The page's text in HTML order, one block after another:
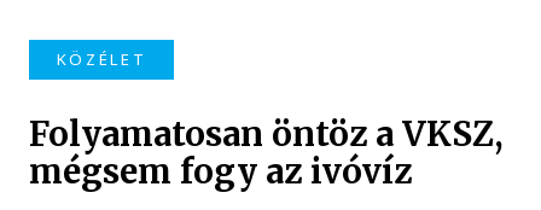
KÖZÉLET
Folyamatosan öntöz a VKSZ,
mégsem fogy az ivóvíz